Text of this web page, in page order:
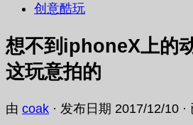
创意酷玩
想不到iphoneX上的
这玩意拍的
由 coak · 发布日期 2017/12/10 ·